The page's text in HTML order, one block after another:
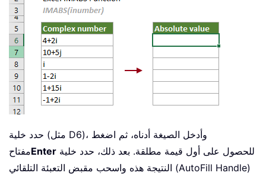
حدد خلية (مثل D6)، وأدخل الصيغة أدناه، ثم اضغط
مفتاحEnter
النتيجة هذه واسحب مقبض التعبئة التلقائي (AutoFill Handle)